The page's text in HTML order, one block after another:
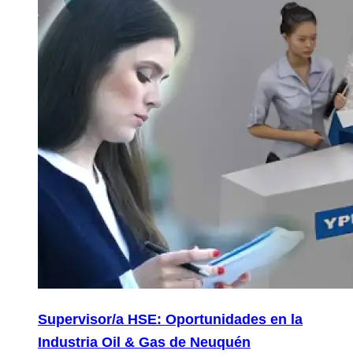
Supervisor/a HSE: Oportunidades en la
Industria Oil & Gas de Neuquén